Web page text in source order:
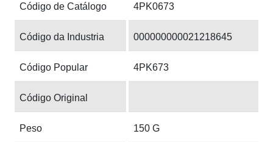
Código de Catálogo 4PK0673
Código da Industria 000000000021218645
Código Popular 4PK673
Código Original
Peso 150 G